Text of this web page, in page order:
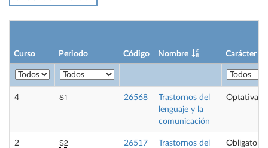
Curso Periodo Código Nombre Carácter
4 S1 26568
Trastornos del
lenguaje y la
comunicación
Optativa
2 S2 26517
Trastornos del
Obligatoria